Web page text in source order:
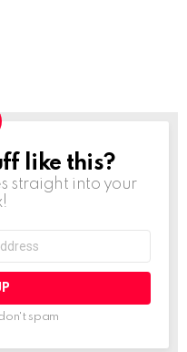
like this?
straight into your
spam